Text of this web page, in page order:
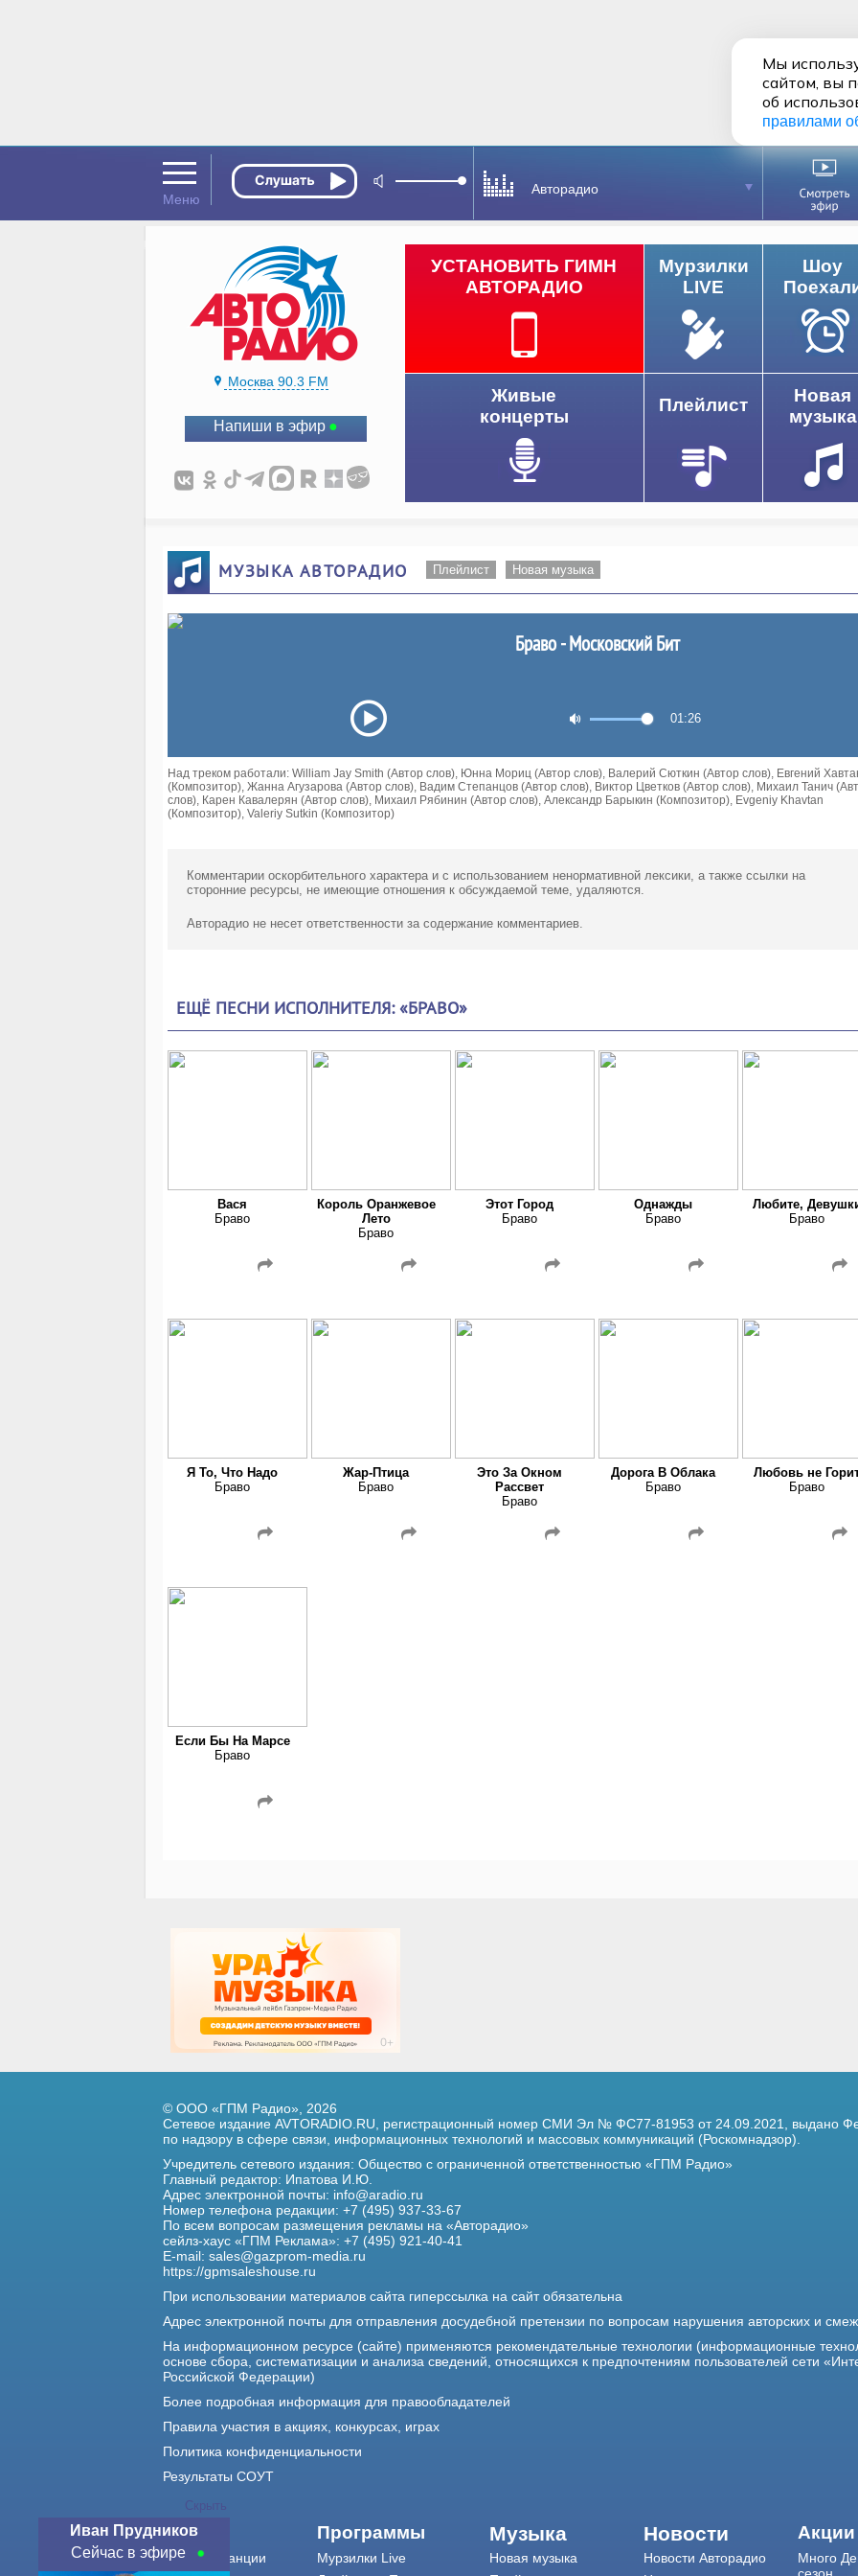
Авторадио
Москва 90.3 FM
Напиши в эфир
УСТАНОВИТЬ ГИМН
АВТОРАДИО
Мурзилки
LIVE
Шоу
Живые
концерты
Плейлист
Новая
музыка
МУЗЫКА АВТОРАДИО Плейлист Новая музыка
Браво - Московский Бит
01:26
Над треком работали: William Jay Smith (Автор слов), Юнна Мориц (Автор слов), Валерий Сюткин (Автор слов), Евгений
(Композитор), Жанна Агузарова (Автор слов), Вадим Степанцов (Автор слов), Виктор Цветков (Автор слов), Михаил Танич
слов), Карен Кавалерян (Автор слов), Михаил Рябинин (Автор слов), Александр Барыкин (Композитор), Evgeniy Khavtan
(Композитор), Valeriy Sutkin (Композитор)
Комментарии оскорбительного характера и с использованием ненормативной лексики,а также ссылки на
сторонние ресурсы, не имеющие отношения к обсуждаемой теме, удаляются.
Авторадио не несет ответственности за содержание комментариев.
ЕЩЁ ПЕСНИ ИСПОЛНИТЕЛЯ: «БРАВО»
Вася
Браво
Король Оранжевое
Лето
Браво
Этот Город
Браво
Однажды
Браво
Любите,
Браво
Я То, Что Надо
Браво
Жар-Птица
Браво
Это За Окном
Рассвет
Браво
Дорога В Облака
Браво
Любовь не
Браво
Если Бы На Марсе
Браво
Скрыть
Иван Прудников
Сейчас в эфире
© ООО «ГПМ Радио», 2026
Сетевое издание AVTORADIO.RU, регистрационный номер СМИ Эл № ФС77-81953 от 24.09.2021,
выдано
по надзору в сфере связи,
информационных технологий и массовых коммуникаций (Роскомнадзор).
Учредитель сетевого издания: Общество с ограниченной ответственностью «ГПМ Радио»
Главный редактор: Ипатова И.Ю.
Адрес электронной почты: info@aradio.ru
Номер телефона редакции: +7 (495) 937-33-67
По всем вопросам размещения рекламы на «Авторадио»
сейлз-хаус «ГПМ Реклама»: +7 (495) 921-40-41
E-mail: sales@gazprom-media.ru
https://gpmsaleshouse.ru
При использовании материалов сайта гиперссылка на сайт обязательна
Адрес электронной почты для отправления досудебной претензии по вопросам нарушения авторских и
На информационном ресурсе (сайте) применяются рекомендательные технологии (информационные
основе сбора, систематизации и анализа сведений, относящихся к предпочтениям пользователей сети
Российской Федерации)
Более подробная информация для правообладателей
Правила участия в акциях, конкурсах, играх
Политика конфиденциальности
Результаты СОУТ
О нас
О радиостанции
Программы
Мурзилки Live
Музыка
Новая музыка
Новости
Новости Авторадио
Много
Мы
сайтом, вы
об
правилами